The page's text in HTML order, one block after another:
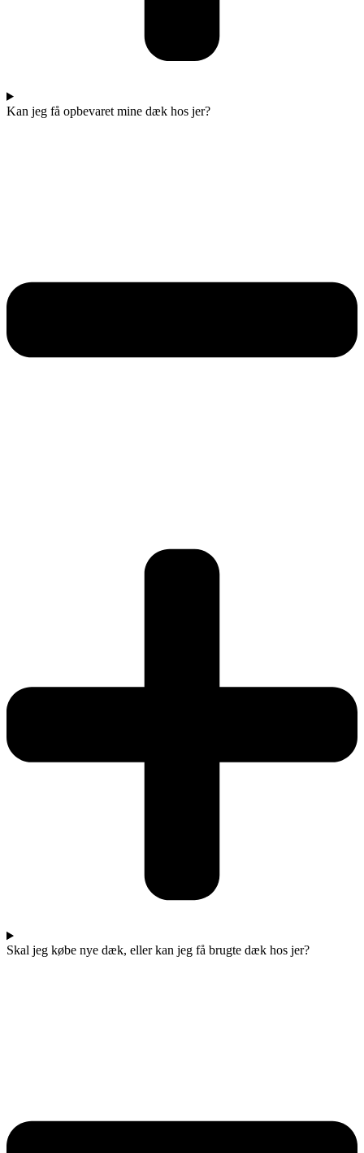
Kan jeg få opbevaret mine dæk hos jer?
Skal jeg købe nye dæk, eller kan jeg få brugte dæk hos jer?